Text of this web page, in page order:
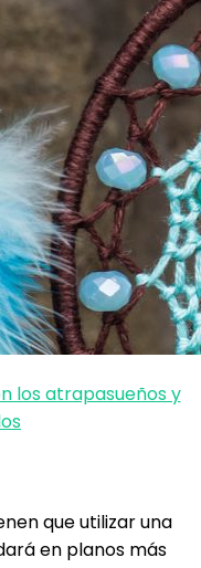
los atrapasueños y
que utilizar una
en planos más